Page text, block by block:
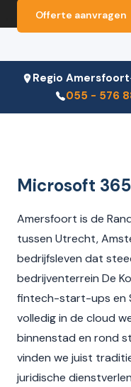
Offerte aanvragen
Regio Amersfoort
055 - 576
Microsoft
Amersfoort is de
tussen Utrecht,
bedrijfsleven dat
bedrijventerrein De
fintech-start-ups en
volledig in de cloud
binnenstad en rond
vinden we juist
juridische